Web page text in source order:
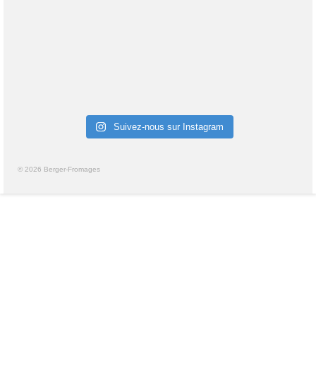
Suivez-nous sur Instagram
© 2026 Berger-Fromages